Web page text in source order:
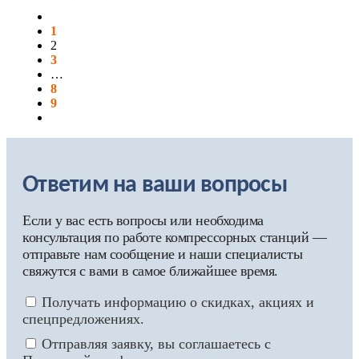
1
2
3
…
8
9
Ответим на ваши вопросы
Если у вас есть вопросы или необходима
консультация по работе компрессорных станций —
отправьте нам сообщение и наши специалисты
свяжутся с вами в самое ближайшее время.
Получать информацию о скидках, акциях и
спецпредложениях.
Отправляя заявку, вы соглашаетесь с